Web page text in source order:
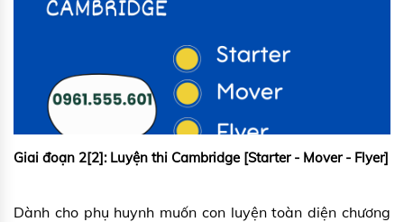
Giai đoạn 2[2]: Luyện thi Cambridge [Starter - Mover - Flyer]
Dành cho phụ huynh muốn con luyện toàn diện chương